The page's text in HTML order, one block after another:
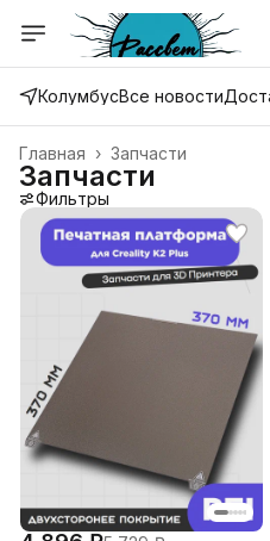
КолумбусВсе новости
Запчасти
Главная ›
Запчасти
Фильтры